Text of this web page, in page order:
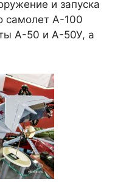
и запуска
самолет А-100
А-50 и А-50У, а